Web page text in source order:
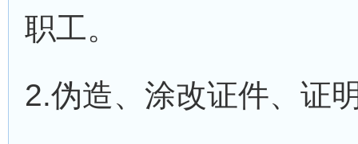
职工。
2.伪造、涂改证件、证